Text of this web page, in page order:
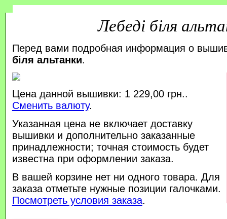
Лебеді біля
Перед вами подробная информация о
біля альтанки.
Цена данной вышивки: 1 229,00 грн..
Сменить валюту.
Указанная цена не включает доставку
вышивки и дополнительно заказанные
принадлежности; точная стоимость будет
известна при оформлении заказа.
В вашей корзине нет ни одного товара. Для
заказа отметьте нужные позиции галочками.
Посмотреть условия заказа.